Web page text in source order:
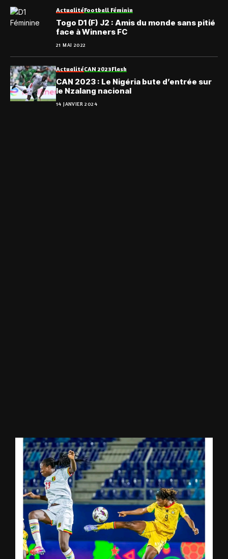
ActualitéFootball Féminin
Togo D1 (F) J2 : Amis du monde sans pitié
face à Winners FC
21 MAI 2022
ActualitéCAN 2023Flash
CAN 2023 : Le Nigéria bute d’entrée sur
le Nzalang nacional
14 JANVIER 2024